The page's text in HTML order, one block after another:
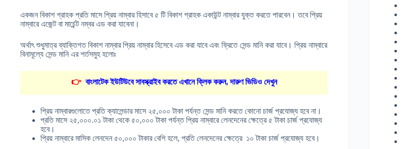
একজন বিকাশ গ্রাহক প্রতি মাসে প্রিয় নাম্বার হিসাবে ৫ টি বিকাশ গ্রাহক একাউন্ট নাম্বার যুক্ত করতে পারবেন। তবে প্রিয়
নাম্বারে এজেন্ট বা মার্চেন্ট নম্বর এড করা যাবেনা।
অর্থাৎ শুধুমাত্র ব্যাক্তিগত বিকাশ নাম্বার প্রিয় নাম্বার হিসেবে এড করা যাবে এবং ফ্রিতে সেন্ড মানি করা যাবে। প্রিয় নাম্বারে
বিনামূল্যে সেন্ড মানি এর শর্তসমুহ হলোঃ
👉 বাংলাটেক ইউটিউবে সাবস্ক্রাইব করতে এখানে ক্লিক করুন, দারুণ ভিডিও দেখুন
প্রিয় নাম্বারগুলোতে প্রতি ক্যালেন্ডার মাসে ২৫,০০০ টাকা পর্যন্ত সেন্ড মানি করতে কোনো চার্জ প্রযোজ্য হবে না।
প্রতি মাসে ২৫,০০০.০১ টাকা থেকে ৫০,০০০ টাকা পর্যন্ত প্রিয় নাম্বারে লেনদেনের ক্ষেত্রে ৫ টাকা চার্জ প্রযোজ্য
হবে।
প্রিয় নাম্বারে মাসিক লেনদেন ৫০,০০০ টাকার বেশি হলে, প্রতি লেনদেনের ক্ষেত্রে ১০ টাকা চার্জ প্রযোজ্য হবে।